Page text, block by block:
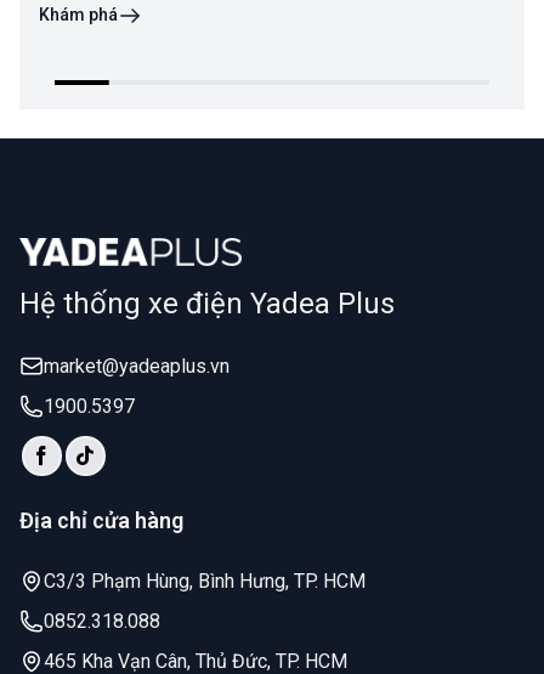
iPhone 17”. Khi mua các mẫu xe điện YADEA trong thời gian
Khám phá
Hệ thống xe điện Yadea Plus
market@yadeaplus.vn
1900.5397
Địa chỉ cửa hàng
C3/3 Phạm Hùng, Bình Hưng, TP. HCM
0852.318.088
465 Kha Vạn Cân, Thủ Đức, TP. HCM